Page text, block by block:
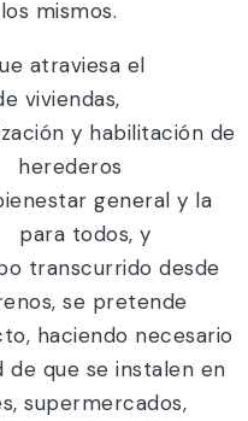
mismos.
atraviesa el
de viviendas,
y habilitación de
herederos
general y la
para todos, y
transcurrido desde
se pretende
haciendo necesario
que se instalen en
supermercados,